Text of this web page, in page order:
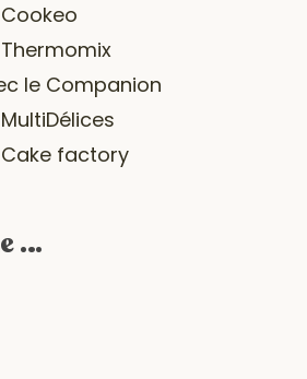
le Companion
factory
…